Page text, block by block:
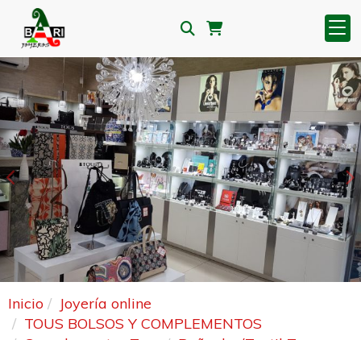
Anterior
Inicio
Joyería online
TOUS BOLSOS Y COMPLEMENTOS